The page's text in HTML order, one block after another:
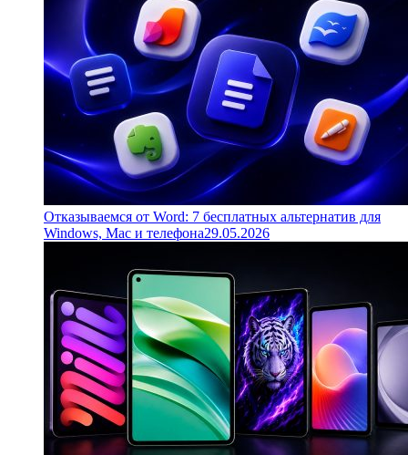
Отказываемся от Word: 7 бесплатных альтернатив для
Windows, Mac и телефона29.05.2026